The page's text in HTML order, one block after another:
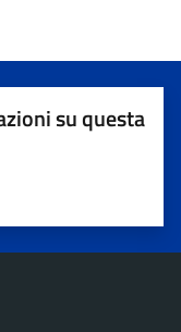
su questa